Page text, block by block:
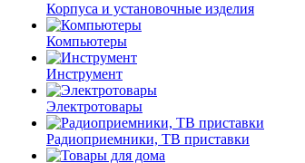
Корпуса и установочные изделия
Компьютеры
Инструмент
Электротовары
Радиоприемники, ТВ приставки